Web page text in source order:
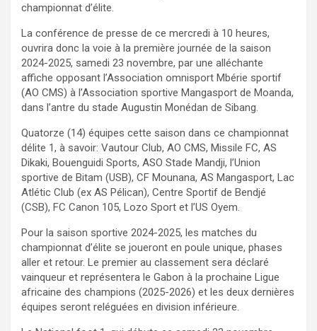
championnat d’élite.
La conférence de presse de ce mercredi à 10 heures,
ouvrira donc la voie à la première journée de la saison
2024-2025, samedi 23 novembre, par une alléchante
affiche opposant l’Association omnisport Mbérie sportif
(AO CMS) à l’Association sportive Mangasport de Moanda,
dans l’antre du stade Augustin Monédan de Sibang.
Quatorze (14) équipes cette saison dans ce championnat
délite 1, à savoir: Vautour Club, AO CMS, Missile FC, AS
Dikaki, Bouenguidi Sports, ASO Stade Mandji, l’Union
sportive de Bitam (USB), CF Mounana, AS Mangasport, Lac
Atlétic Club (ex AS Pélican), Centre Sportif de Bendjé
(CSB), FC Canon 105, Lozo Sport et l’US Oyem.
Pour la saison sportive 2024-2025, les matches du
championnat d’élite se joueront en poule unique, phases
aller et retour. Le premier au classement sera déclaré
vainqueur et représentera le Gabon à la prochaine Ligue
africaine des champions (2025-2026) et les deux dernières
équipes seront reléguées en division inférieure.